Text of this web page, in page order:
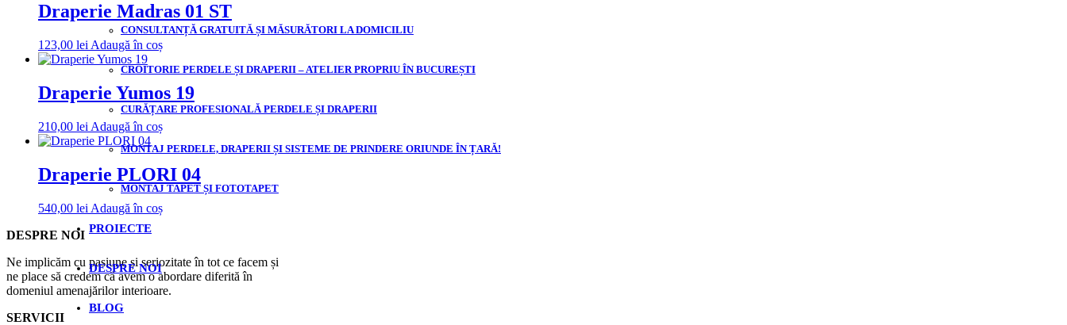
CONSULTANȚĂ GRATUITĂ ȘI MĂSURĂTORI LA DOMICILIU
CROITORIE PERDELE ȘI DRAPERII – ATELIER PROPRIU ÎN BUCUREȘTI
CURĂȚARE PROFESIONALĂ PERDELE ȘI DRAPERII
MONTAJ PERDELE, DRAPERII ȘI SISTEME DE PRINDERE ORIUNDE ÎN ȚARĂ!
MONTAJ TAPET ȘI FOTOTAPET
PROIECTE
DESPRE NOI
BLOG
Draperie Madras 01 ST
123,00 lei Adaugă în coș
Draperie Yumos 19
210,00 lei Adaugă în coș
Draperie PLORI 04
540,00 lei Adaugă în coș
DESPRE NOI
Ne implicăm cu pasiune și seriozitate în tot ce facem și
ne place să credem că avem o abordare diferită în
domeniul amenajărilor interioare.
SERVICII